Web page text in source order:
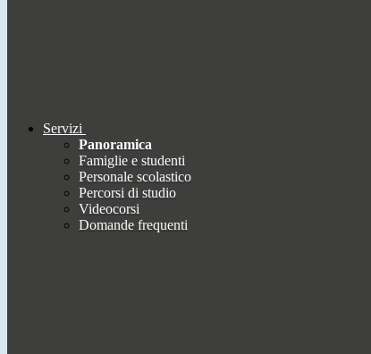
Servizi
Panoramica
Famiglie e studenti
Personale scolastico
Percorsi di studio
Videocorsi
Domande frequenti